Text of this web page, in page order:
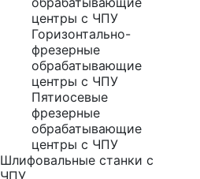
центры с ЧПУ
Горизонтально-
фрезерные
обрабатывающие
центры с ЧПУ
Пятиосевые
фрезерные
обрабатывающие
центры с ЧПУ
Шлифовальные станки с
ЧПУ